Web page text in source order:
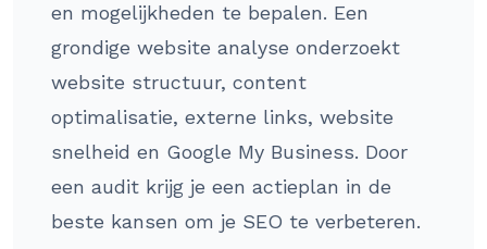
en mogelijkheden te bepalen. Een
grondige website analyse onderzoekt
website structuur, content
optimalisatie, externe links, website
snelheid en Google My Business. Door
een audit krijg je een actieplan in de
beste kansen om je SEO te verbeteren.